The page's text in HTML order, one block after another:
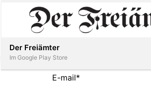
Inserieren Abonnieren
E-mail*
Der Freiämter
Im Google Play Store